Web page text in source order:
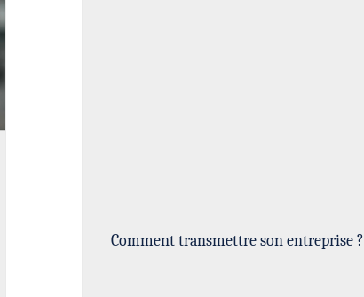
Comment transmettre son entreprise ?